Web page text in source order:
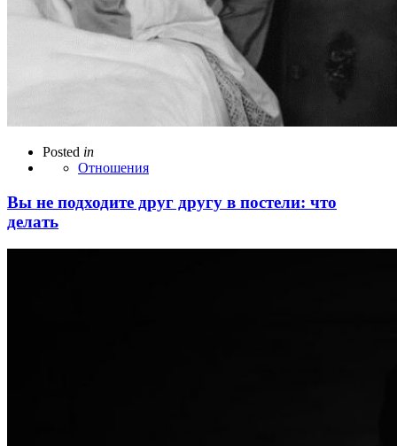
Posted in
Отношения
Вы не подходите друг другу в постели: что
делать